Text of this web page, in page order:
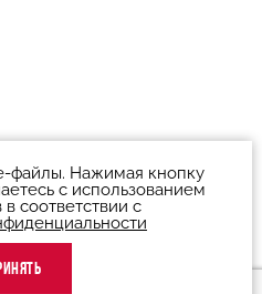
файлы. Нажимая кнопку
с использованием
соответствии с